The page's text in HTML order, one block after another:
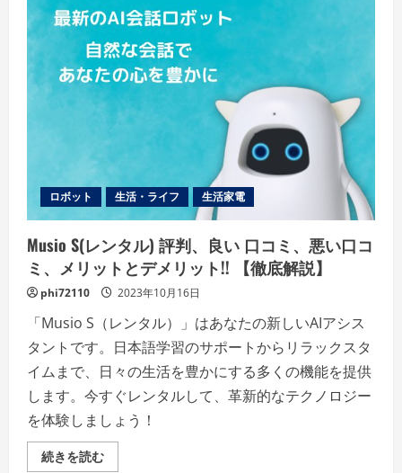
い
口
ミ、
悪
い
口
コ
ミ、
リ
ト
デ
メ
ッ
ト!!
【徹
底
解
説】
の
細
を
ご
覧
く
だ
さ
ロボット 生活・ライフ 生活家電
Musio S(レンタル) 評判、良い 口コミ、悪い口コ
ミ、メリットとデメリット!! 【徹底解説】
phi72110 2023年10月16日
「Musio S（レンタル）」はあなたの新しいAIアシス
タントです。日本語学習のサポートからリラックスタ
イムまで、日々の生活を豊かにする多くの機能を提供
します。今すぐレンタルして、革新的なテクノロジー
を体験しましょう！
続きを読むMusio
S(レ